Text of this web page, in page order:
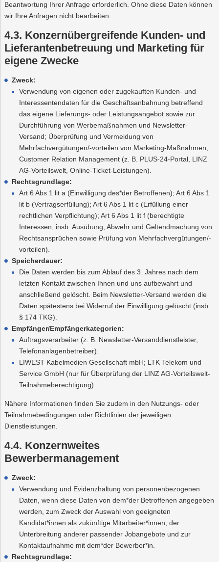
Beantwortung Ihrer Anfrage erforderlich. Ohne diese Daten können
wir Ihre Anfragen nicht bearbeiten.
4.3. Konzernübergreifende Kunden- und
Lieferantenbetreuung und Marketing für
eigene Zwecke
Zweck:
Verwendung von eigenen oder zugekauften Kunden- und
Interessentendaten für die Geschäftsanbahnung betreffend
das eigene Lieferungs- oder Leistungsangebot sowie zur
Durchführung von Werbemaßnahmen und Newsletter-
Versand; Überprüfung und Vermeidung von
Mehrfachvergütungen/-vorteilen von Marketing-Maßnahmen;
Customer Relation Management (z. B. PLUS-24-Portal, LINZ
AG-Vorteilswelt, Online-Ticket-Leistungen).
Rechtsgrundlage:
Art 6 Abs 1 lit a (Einwilligung des*der Betroffenen); Art 6 Abs 1
lit b (Vertragserfüllung); Art 6 Abs 1 lit c (Erfüllung einer
rechtlichen Verpflichtung); Art 6 Abs 1 lit f (berechtigte
Interessen, insb. Ausübung, Abwehr und Geltendmachung von
Rechtsansprüchen sowie Prüfung von Mehrfachvergütungen/-
vorteilen).
Speicherdauer:
Die Daten werden bis zum Ablauf des 3. Jahres nach dem
letzten Kontakt zwischen Ihnen und uns aufbewahrt und
anschließend gelöscht. Beim Newsletter-Versand werden die
Daten spätestens bei Widerruf der Einwilligung gelöscht (insb.
§ 174 TKG).
Empfänger/Empfängerkategorien:
Auftragsverarbeiter (z. B. Newsletter-Versanddienstleister,
Telefonanlagenbetreiber).
LIWEST Kabelmedien Gesellschaft mbH; LTK Telekom und
Service GmbH (nur für Überprüfung der LINZ AG-Vorteilswelt-
Teilnahmeberechtigung).
Nähere Informationen finden Sie zudem in den Nutzungs- oder
Teilnahmebedingungen oder Richtlinien der jeweiligen
Dienstleistungen.
4.4. Konzernweites
Bewerbermanagement
Zweck:
Verwendung und Evidenzhaltung von personenbezogenen
Daten, wenn diese Daten von dem*der Betroffenen angegeben
werden, zum Zweck der Auswahl von geeigneten
Kandidat*innen als zukünftige Mitarbeiter*innen, der
Unterbreitung anderer passender Jobangebote und zur
Kontaktaufnahme mit dem*der Bewerber*in.
Rechtsgrundlage: